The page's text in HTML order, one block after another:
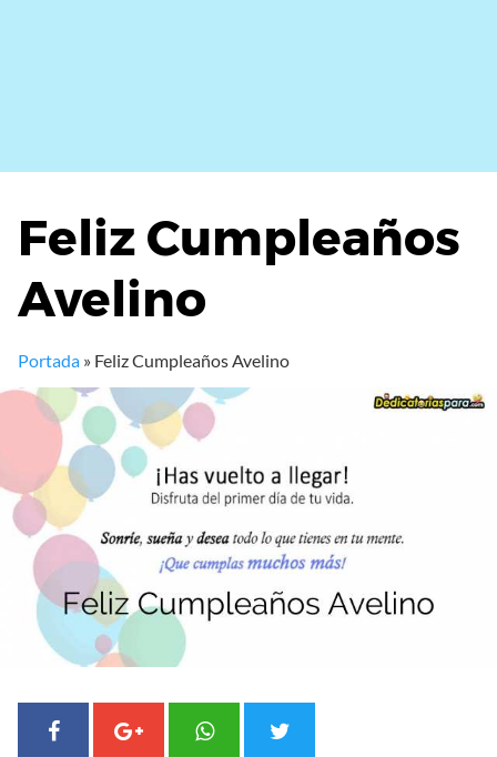
Feliz Cumpleaños
Avelino
Portada » Feliz Cumpleaños Avelino